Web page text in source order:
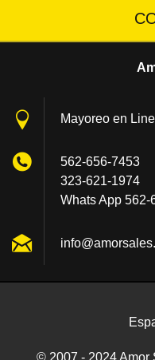
Mayoreo en
562-656-7453
323-621-1974
Whats App 562-
info@amo
© 2007 - 2024 Amor